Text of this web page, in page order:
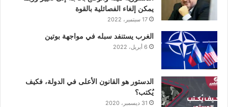
ك
إ
ب
يمكن إلغاء الفصائلية بالقوة
17 سبتمبر، 2022
الغرب يستنفد سبله في مواجهة بوتين
6 أبريل، 2022
الدستور هو القانون الأعلى في الدولة، فكيف
يُكتب؟
31 ديسمبر، 2020